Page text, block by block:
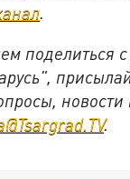
поделиться
новости
.